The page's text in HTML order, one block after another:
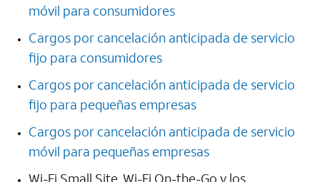
móvil para consumidores
Cargos por cancelación anticipada de servicio
fijo para consumidores
Cargos por cancelación anticipada de servicio
fijo para pequeñas empresas
Cargos por cancelación anticipada de servicio
móvil para pequeñas empresas
Wi-Fi Small Site, Wi-Fi On-the-Go y los